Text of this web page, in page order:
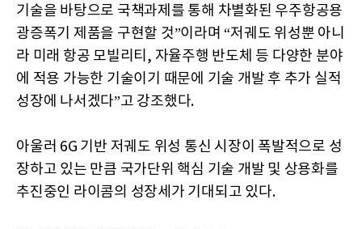
기술을 바탕으로 국책과제를 통해 차별화된 우주항공용
광증폭기 제품을 구현할 것”이라며 “저궤도 위성뿐 아니
라 미래 항공 모빌리티, 자율주행 반도체 등 다양한 분야
에 적용 가능한 기술이기 때문에 기술 개발 후 추가 실적
성장에 나서겠다”고 강조했다.
아울러 6G 기반 저궤도 위성 통신 시장이 폭발적으로 성
장하고 있는 만큼 국가단위 핵심 기술 개발 및 상용화를
추진중인 라이콤의 성장세가 기대되고 있다.